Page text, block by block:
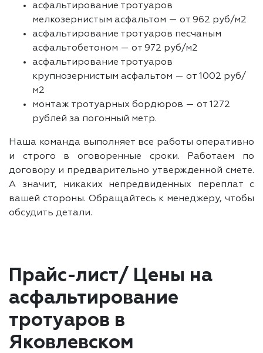
асфальтирование тротуаров
мелкозернистым асфальтом — от 962 руб/м2
асфальтирование тротуаров песчаным
асфальтобетоном — от 972 руб/м2
асфальтирование тротуаров
крупнозернистым асфальтом — от 1002 руб/
м2
монтаж тротуарных бордюров — от 1272
рублей за погонный метр.
Наша команда выполняет все работы оперативно
и строго в оговоренные сроки. Работаем по
договору и предварительно утвержденной смете.
А значит, никаких непредвиденных переплат с
вашей стороны. Обращайтесь к менеджеру, чтобы
обсудить детали.
Прайс-лист/ Цены на
асфальтирование
тротуаров в
Яковлевском